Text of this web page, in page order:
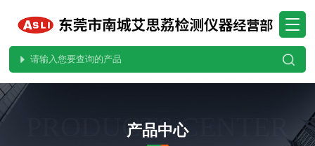
PRODUCTS CENTER
产品中心